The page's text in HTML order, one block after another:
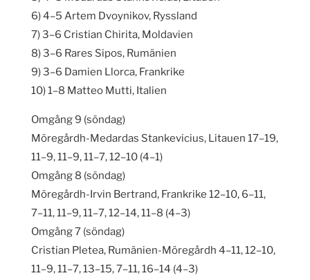
6) 4–5 Artem Dvoynikov, Ryssland
7) 3–6 Cristian Chirita, Moldavien
8) 3–6 Rares Sipos, Rumänien
9) 3–6 Damien Llorca, Frankrike
10) 1–8 Matteo Mutti, Italien
Omgång 9 (söndag)
Möregårdh-Medardas Stankevicius, Litauen 17–19,
11–9, 11–9, 11–7, 12–10 (4–1)
Omgång 8 (söndag)
Möregårdh-Irvin Bertrand, Frankrike 12–10, 6–11,
7–11, 11–9, 11–7, 12–14, 11–8 (4–3)
Omgång 7 (söndag)
Cristian Pletea, Rumänien-Möregårdh 4–11, 12–10,
11–9, 11–7, 13–15, 7–11, 16–14 (4–3)